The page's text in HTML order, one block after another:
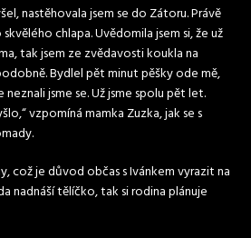
nastěhovala jsem se do Zátoru. Právě
chlapa. Uvědomila jsem si, že už
tak jsem ze zvědavosti koukla na
Bydlel pět minut pěšky ode mě,
jsme se. Už jsme spolu pět let.
vzpomíná mamka Zuzka, jak se s
což je důvod občas s Ivánkem vyrazit na
nadnáší tělíčko, tak si rodina plánuje